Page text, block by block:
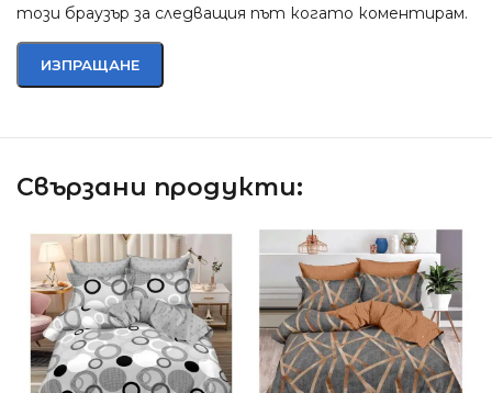
този браузър за следващия път когато коментирам.
Свързани продукти: